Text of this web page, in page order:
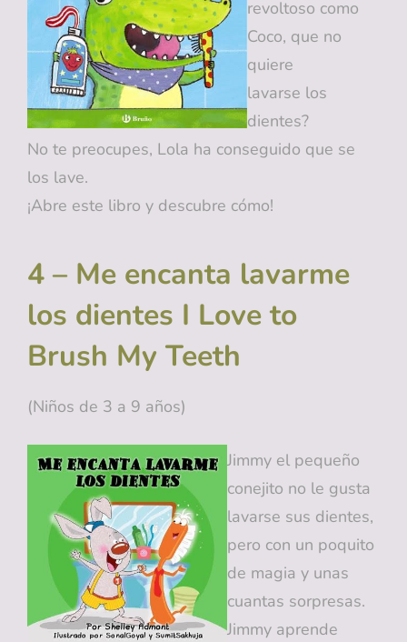
revoltoso como
Coco, que no
quiere
lavarse los
dientes?
No te preocupes, Lola ha conseguido que se
los lave.
¡Abre este libro y descubre cómo!
4 – Me encanta lavarme
los dientes I Love to
Brush My Teeth
(Niños de 3 a 9 años)
Jimmy el pequeño
conejito no le gusta
lavarse sus dientes,
pero con un poquito
de magia y unas
cuantas sorpresas.
Jimmy aprende